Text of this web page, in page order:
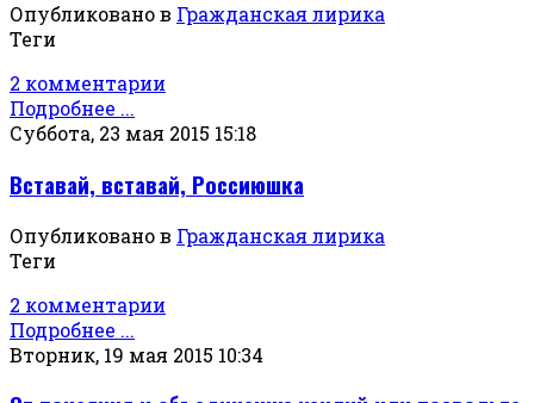
Опубликовано в Гражданская лирика
Теги
2 комментарии
Подробнее ...
Суббота, 23 мая 2015 15:18
Вставай, вставай, Россиюшка
Опубликовано в Гражданская лирика
Теги
2 комментарии
Подробнее ...
Вторник, 19 мая 2015 10:34